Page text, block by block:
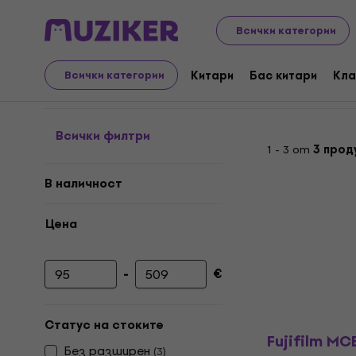
Всички категории
Всички категории Китари Бас китари
Аудио Видео Техника Фото & видео Аксесоари
Адаптери и
Всички филтри
В наличност
Цена
Минимална цена
- Максимална цена
€
Статус на стоките
Без pазширен (3)
1 - 3 от 3
Fujifilm